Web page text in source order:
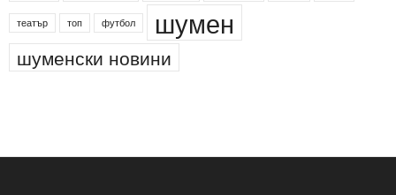
театър топ футбол шумен
шуменски новини